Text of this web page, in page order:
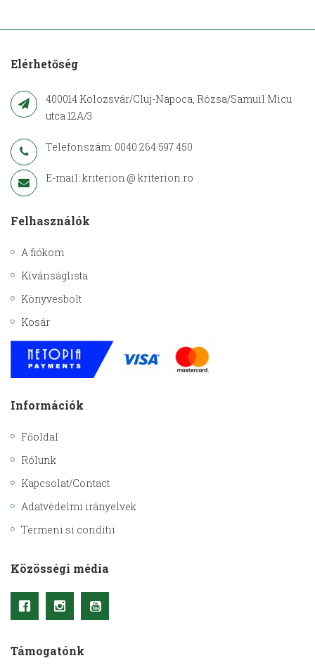
Elérhetőség
400014 Kolozsvár/Cluj-Napoca, Rózsa/Samuil Micu
utca 12A/3
Telefonszám: 0040 264 597 450
E-mail: kriterion @ kriterion.ro
Felhasználók
A fiókom
Kívánságlista
Könyvesbolt
Kosár
Információk
Főoldal
Rólunk
Kapcsolat/Contact
Adatvédelmi irányelvek
Termeni si conditii
Közösségi média
Támogatónk